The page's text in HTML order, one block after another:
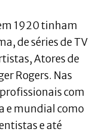
1920 tinham
de séries de TV
Atores de
Rogers. Nas
com
e mundial como
e até